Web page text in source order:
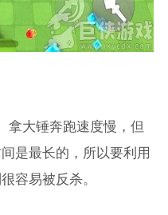
拿大锤奔跑速度慢，但
是最长的，所以要利用
容易被反杀。